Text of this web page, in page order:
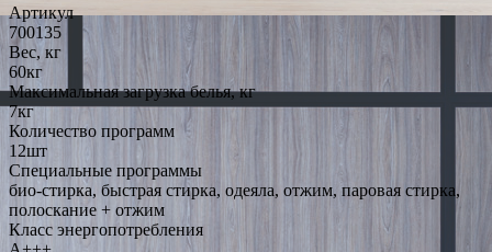
Артикул
700135
Вес, кг
60кг
Максимальная загрузка белья, кг
7кг
Количество программ
12шт
Специальные программы
био-стирка, быстрая стирка, одеяла, отжим, паровая стирка,
полоскание + отжим
Класс энергопотребления